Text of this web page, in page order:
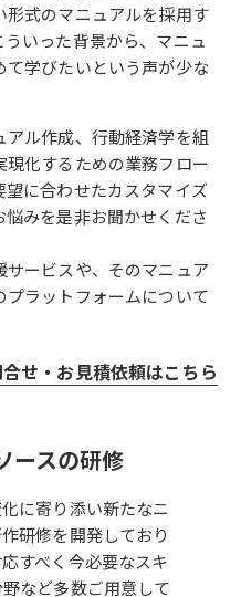
式のマニュアルを採用す
いった背景から、マニュ
て学びたいという声が少な
ル作成、行動経済学を組
化するための業務フロー
に合わせたカスタマイズ
みを是非お聞かせくださ
ービスや、そのマニュア
ラットフォームについて
せ・お見積依頼はこちら
ースの研修
に寄り添い新たなニ
研修を開発しており
すべく今必要なスキ
など多数ご用意して